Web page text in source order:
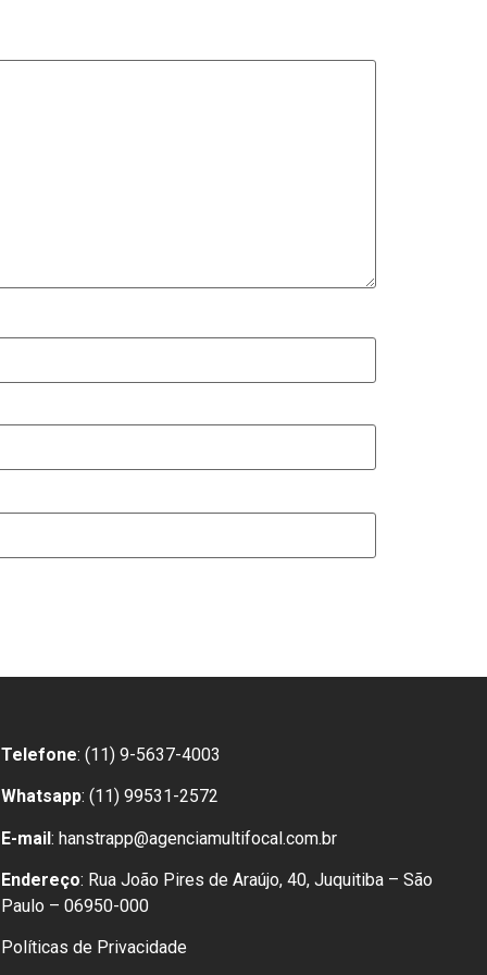
Telefone: (11) 9-5637-4003
Whatsapp: (11) 99531-2572
E-mail: hanstrapp@agenciamultifocal.com.br
Endereço: Rua João Pires de Araújo, 40, Juquitiba – São
Paulo – 06950-000
Políticas de Privacidade